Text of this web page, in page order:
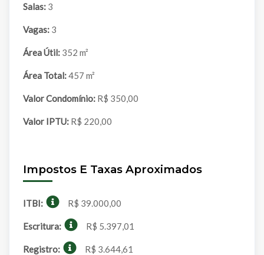
Salas: 3
Vagas: 3
Área Útil: 352 m²
Área Total: 457 m²
Valor Condomínio: R$ 350,00
Valor IPTU: R$ 220,00
Impostos E Taxas Aproximados
ITBI: R$ 39.000,00
Escritura: R$ 5.397,01
Registro: R$ 3.644,61